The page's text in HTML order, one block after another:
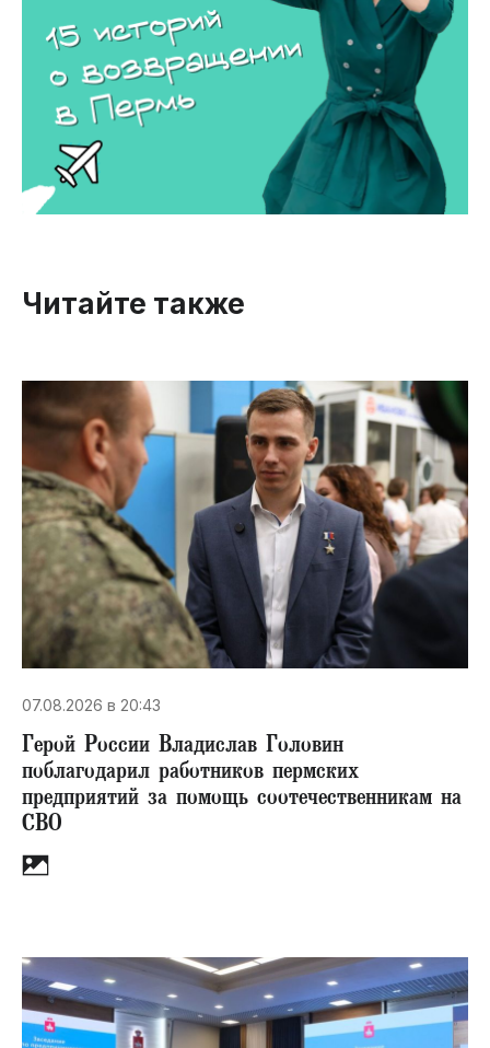
Читайте также
07.08.2026 в 20:43
Герой России Владислав Головин
поблагодарил работников пермских
предприятий за помощь соотечественникам на
СВО